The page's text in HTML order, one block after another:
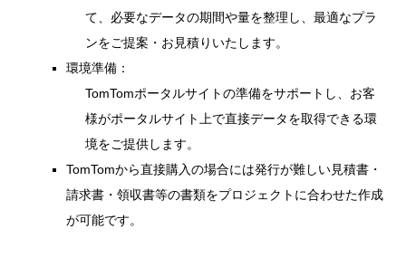
て、必要なデータの期間や量を整理し、最適なプラ
ンをご提案・お見積りいたします。
環境準備：
TomTomポータルサイトの準備をサポートし、お客
様がポータルサイト上で直接データを取得できる環
境をご提供します。
TomTomから直接購入の場合には発行が難しい見積書・
請求書・領収書等の書類をプロジェクトに合わせた作成
が可能です。